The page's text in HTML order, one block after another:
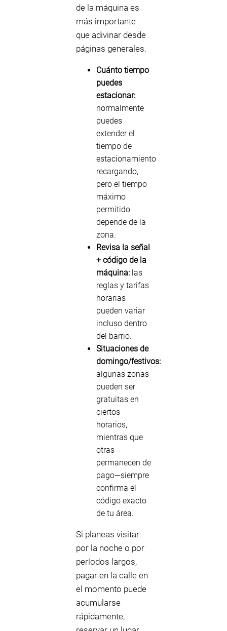
de la máquina es
más importante
que adivinar desde
páginas generales.
Cuánto tiempo
puedes
estacionar:
normalmente
puedes
extender el
tiempo de
estacionamiento
recargando,
pero el tiempo
máximo
permitido
depende de la
zona.
Revisa la señal
+ código de la
máquina: las
reglas y tarifas
horarias
pueden variar
incluso dentro
del barrio.
Situaciones de
domingo/festivos:
algunas zonas
pueden ser
gratuitas en
ciertos
horarios,
mientras que
otras
permanecen de
pago—siempre
confirma el
código exacto
de tu área.
Si planeas visitar
por la noche o por
períodos largos,
pagar en la calle en
el momento puede
acumularse
rápidamente;